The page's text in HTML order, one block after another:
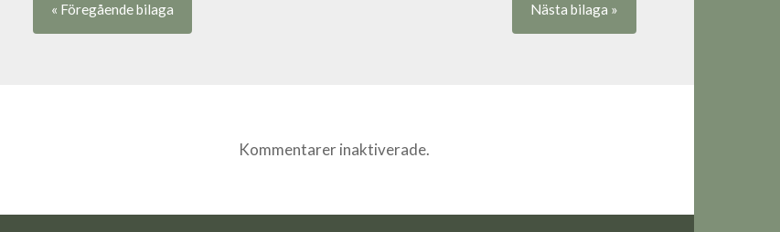
« Föregåendebilaga Nästa bilaga »
Kommentarer inaktiverade.